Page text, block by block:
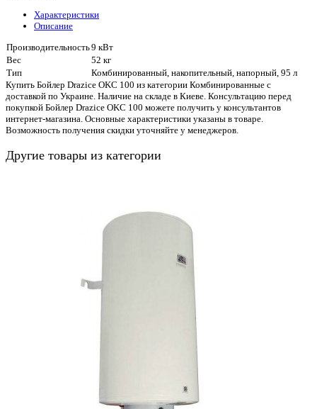
Характеристики
Описание
Производительность9 кВт
Вес
52 кг
Тип
Комбинированный, накопительный, напорный, 95 л
Купить Бойлер Drazice OKC 100 из категории Комбинированные с
доставкой по Украине. Наличие на складе в Киеве. Консультацию перед
покупкой Бойлер Drazice OKC 100 можете получить у консультантов
интернет-магазина. Основные характеристики указаны в товаре.
Возможность получения скидки уточняйте у менеджеров.
Другие товары из категории